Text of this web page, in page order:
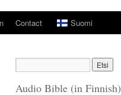
Contact Suomi
Audio Bible (in Finnish)